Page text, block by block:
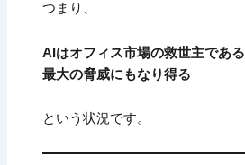
つまり、
AIはオフィス市場の救世主であ
最大の脅威にもなり得る
という状況です。